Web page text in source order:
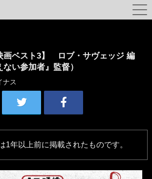
画ベスト3】 ロブ・サヴェッジ 編
ない参加者』監督）
ナス
1年以上前に掲載されたものです。